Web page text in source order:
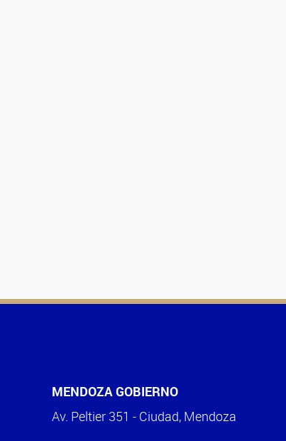
MENDOZA GOBIERNO
Av. Peltier 351 - Ciudad, Mendoza